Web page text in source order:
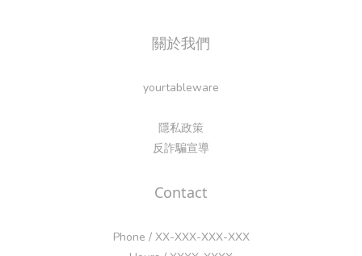
關於我們
yourtableware
隱私政策
反詐騙宣導
Contact
Phone / XX-XXX-XXX-XXX